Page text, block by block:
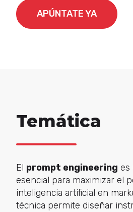
APÚNTATE YA
Temática
El prompt engineering es
esencial para maximizar el
inteligencia artificial en
técnica permite diseñar